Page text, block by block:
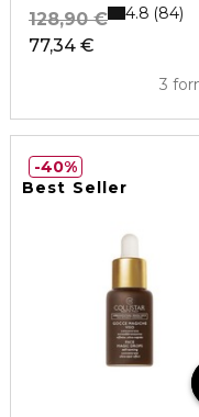
77,34 €
128,90 €
3
4.8 84
Best Seller
40%